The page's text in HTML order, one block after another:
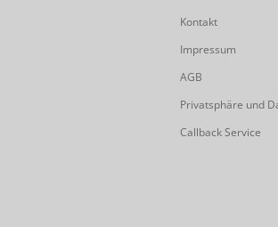
Kontakt
Impressum
AGB
Privatsphäre und
Callback Service